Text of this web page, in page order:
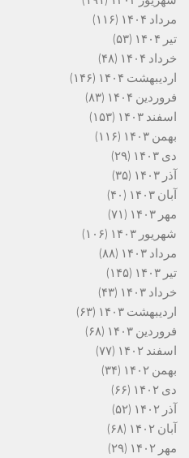
مرداد ۱۴۰۴
(۱۱۶)
تیر ۱۴۰۴
(۵۳)
خرداد ۱۴۰۴
(۴۸)
اردیبهشت ۱۴۰۴
(۱۴۶)
فروردین ۱۴۰۴
(۸۳)
اسفند ۱۴۰۳
(۱۵۳)
بهمن ۱۴۰۳
(۱۱۶)
دی ۱۴۰۳
(۲۹)
آذر ۱۴۰۳
(۳۵)
آبان ۱۴۰۳
(۴۰)
مهر ۱۴۰۳
(۷۱)
شهریور ۱۴۰۳
(۱۰۶)
مرداد ۱۴۰۳
(۸۸)
تیر ۱۴۰۳
(۱۴۵)
خرداد ۱۴۰۳
(۴۳)
اردیبهشت ۱۴۰۳
(۶۳)
فروردین ۱۴۰۳
(۶۸)
اسفند ۱۴۰۲
(۷۷)
بهمن ۱۴۰۲
(۳۴)
دی ۱۴۰۲
(۶۶)
آذر ۱۴۰۲
(۵۲)
آبان ۱۴۰۲
(۶۸)
مهر ۱۴۰۲
(۲۹)